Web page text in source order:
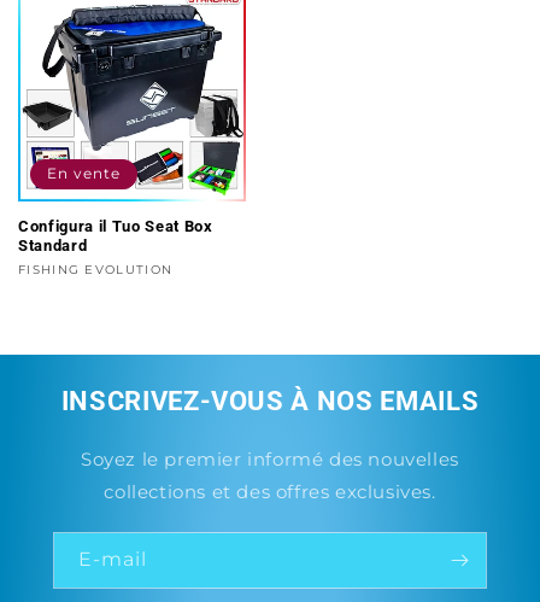
En vente
Configura il Tuo Seat Box
Standard
Distributeur :
FISHING EVOLUTION
INSCRIVEZ-VOUS À NOS EMAILS
Soyez le premier informé des nouvelles
collections et des offres exclusives.
E-mail